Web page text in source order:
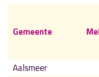
Gemeente
Aalsmeer